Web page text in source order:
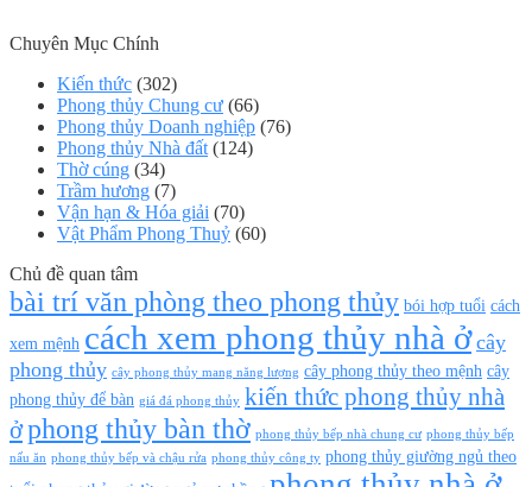
Chuyên Mục Chính
Kiến thức (302)
Phong thủy Chung cư (66)
Phong thủy Doanh nghiệp (76)
Phong thủy Nhà đất (124)
Thờ cúng (34)
Trầm hương (7)
Vận hạn & Hóa giải (70)
Vật Phẩm Phong Thuỷ (60)
Chủ đề quan tâm
bài trí văn phòng theo phong thủy bói hợp tuổi cách
xem mệnh cách xem phong thủy nhà ở cây
phong thủy cây phong thủy mang năng lượng cây phong thủy theo mệnh cây
phong thủy để bàn giá đá phong thủy kiến thức phong thủy nhà
ởphong thủy bàn thờ phong thủy bếp nhà chung cư phong thủy bếp
nấu ăn phong thủy bếp và chậu rửa phong thủy công ty phong thủy giường ngủ theo